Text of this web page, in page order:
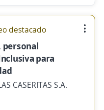
destacado
personal
para
CASERITAS S.A.